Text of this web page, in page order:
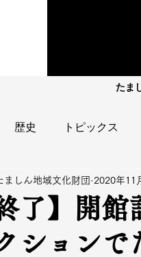
たま
歴史 トピックス
了】開
ション
ましん地域文化財団 2020年11